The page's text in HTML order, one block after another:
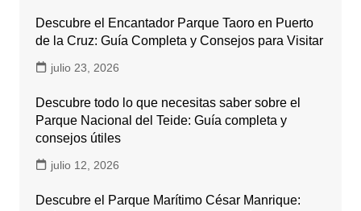
Descubre el Encantador Parque Taoro en Puerto
de la Cruz: Guía Completa y Consejos para Visitar
julio 23, 2026
Descubre todo lo que necesitas saber sobre el
Parque Nacional del Teide: Guía completa y
consejos útiles
julio 12, 2026
Descubre el Parque Marítimo César Manrique: